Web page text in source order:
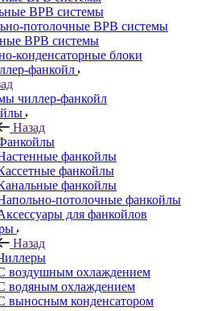
ВРВ системы
потолочные ВРВ системы
ВРВ системы
конденсаторные блоки
фанкойл
чиллер-фанкойл
Назад
фанкойлы
фанкойлы
фанкойлы
потолочные фанкойлы
для фанкойлов
Назад
воздушным охлаждением
водяным охлаждением
выносным конденсатором